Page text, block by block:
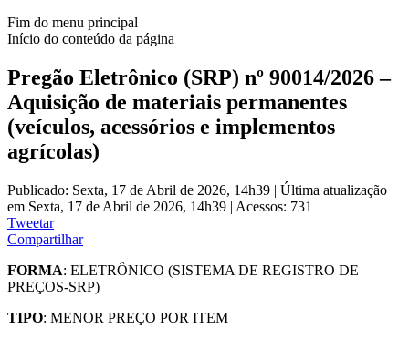
Fim do menu principal
Início do conteúdo da página
Pregão Eletrônico (SRP) nº 90014/2026 –
Aquisição de materiais permanentes
(veículos, acessórios e implementos
agrícolas)
Publicado: Sexta, 17 de Abril de 2026, 14h39 | Última atualização
em Sexta, 17 de Abril de 2026, 14h39 | Acessos: 731
Tweetar
Compartilhar
FORMA: ELETRÔNICO (SISTEMA DE REGISTRO DE
PREÇOS-SRP)
TIPO: MENOR PREÇO POR ITEM